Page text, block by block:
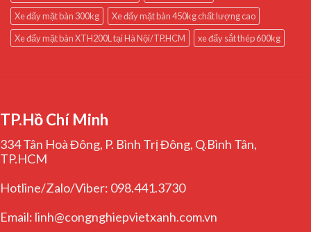
Xe đẩy mặt bàn 300kg
Xe đẩy mặt bàn 450kg chất lượng cao
Xe đẩy mặt bàn XTH200L tại Hà Nội/TP.HCM
xe đẩy sắt thép 600kg
TP.Hồ Chí Minh
334 Tân Hoà Đông, P. Bình Trị Đông, Q.Bình Tân,
TP.HCM
Hotline/Zalo/Viber: 098.441.3730
Email: linh@congnghiepvietxanh.com.vn